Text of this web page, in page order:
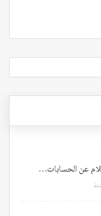
عن الحسابات…